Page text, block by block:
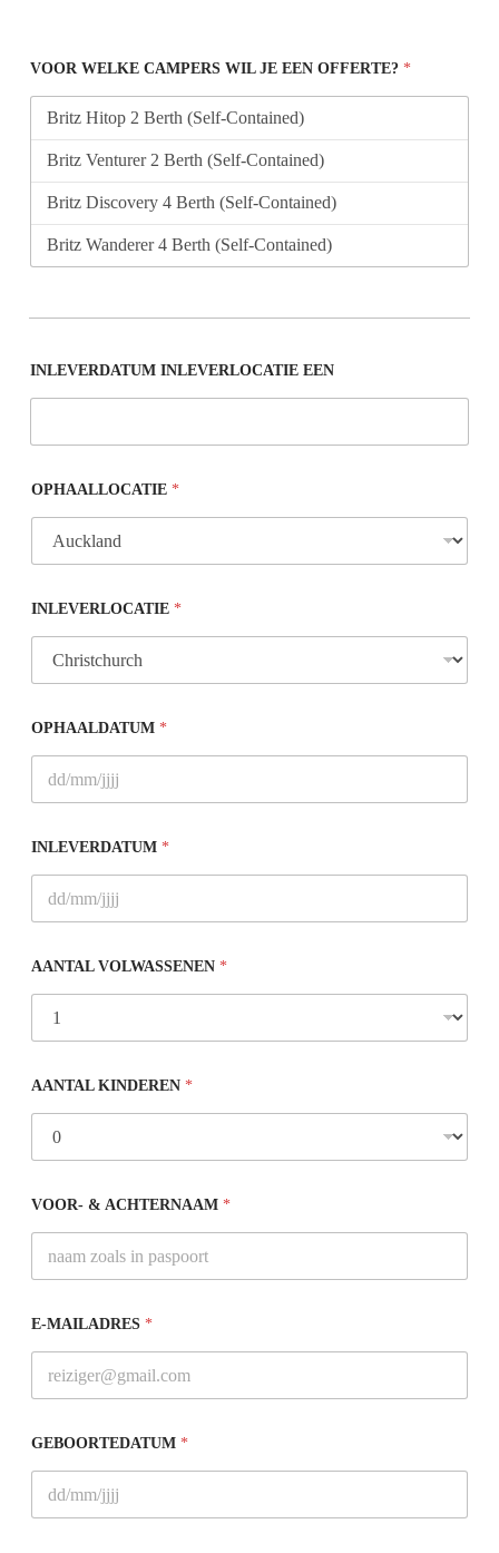
VOOR WELKE CAMPERS WIL JE EEN OFFERTE? *
INLEVERDATUM INLEVERLOCATIE EEN
OPHAALLOCATIE *
INLEVERLOCATIE *
OPHAALDATUM *
INLEVERDATUM *
AANTAL VOLWASSENEN *
AANTAL KINDEREN *
VOOR- & ACHTERNAAM *
E-MAILADRES *
GEBOORTEDATUM *